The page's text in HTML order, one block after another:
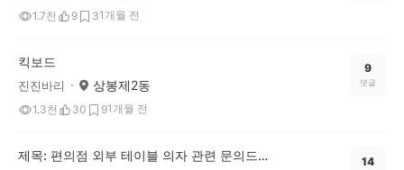
1.7천 9 31개월 전
킥보드
진진바리 상봉제2동
1.3천 30 91개월 전
9
댓글
제목: 편의점 외부 테이블 의자 관련 문의드립니다. 14